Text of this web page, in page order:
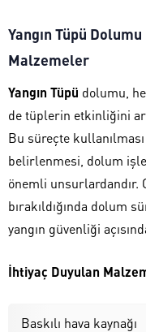
Yangın Tüpü
Malzemeler
Yangın Tüpü dolumu,
de tüplerin etkinliğini
Bu süreçte
belirlenmesi, dolum
önemli
bırakıldığında dolum
yangın güvenliği
İhtiyaç Duyulan
Baskılı hava kaynağı